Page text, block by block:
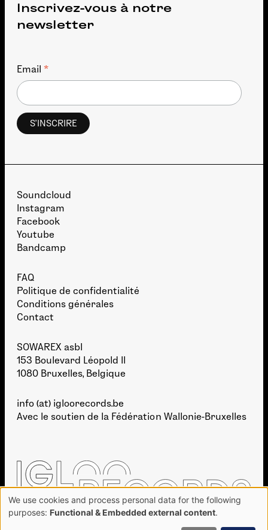
Inscrivez-vous à notre
newsletter
Email *
Soundcloud
Instagram
Facebook
Youtube
Bandcamp
FAQ
Politique de confidentialité
Conditions générales
Contact
SOWAREX asbl
153 Boulevard Léopold II
1080 Bruxelles, Belgique
info (at) igloorecords.be
Avec le soutien de la Fédération Wallonie-Bruxelles
Use
of
We use cookies and process personal data for the following
purposes: Functional & Embedded external content.